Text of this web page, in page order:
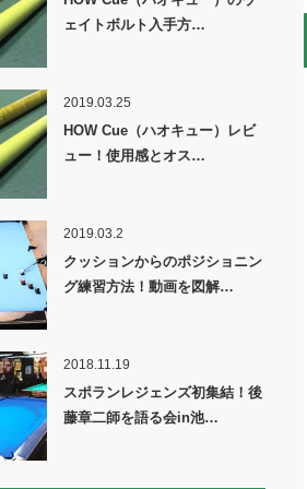
ェイトボルト入手方…
2019.03.25
HOW Cue（ハオキュー）レビ
ュー！使用感とオス…
2019.03.2
クッションからのポジショニン
グ練習方法！動画を図解…
2018.11.19
スポランレジェンズ初集結！後
藤章二師を語る会in池…